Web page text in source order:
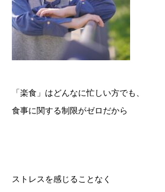
「楽食」はどんなに忙しい方でも、
食事に関する制限がゼロだから
ストレスを感じることなく